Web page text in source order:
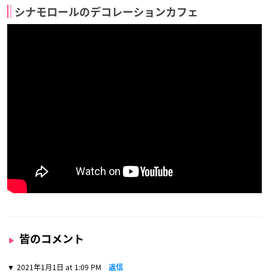
シナモロールのデコレーションカフェ
皆のコメント
2021年1月1日 at 1:09 PM 返信